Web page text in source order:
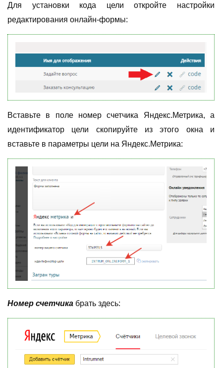
Для установки кода цели откройте настройки
редактирования онлайн-формы:
Вставьте в поле номер счетчика Яндекс.Метрика, а
идентификатор цели скопируйте из этого окна и
вставьте в параметры цели на Яндекс.Метрика:
Номер счетчика брать здесь: